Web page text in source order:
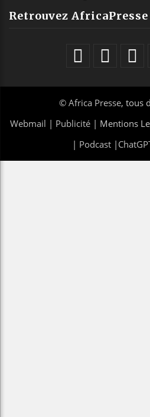
Retrouvez AfricaPresse
© Africa Presse, tous
Webmail | Publicité | Mentions
| Podcast|